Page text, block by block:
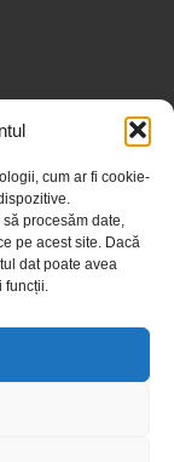
cum ar fi cookie-
procesăm date,
pe acest site. Dacă
dat poate avea
funcții.